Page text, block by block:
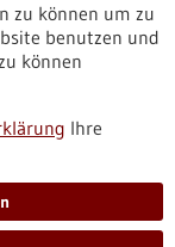
zu können um zu
benutzen und
können
Ihre